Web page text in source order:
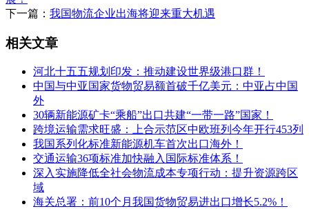
下一篇： 我国物流企业出海将迎来重大机遇
相关文章
河北十五五规划印发：推动建设世界级港口群！
中国与中亚国家货物贸易额首破千亿美元：中亚占中国
外
30辆新能源矿卡“乘船”出口共建“一带一路”国家！
跨境运输需求旺盛：上合示范区中欧班列今年开行453列
我国系列化标准新能源机车首次出口海外！
交通运输36项标准加快融入国际标准体系！
深入实施降低全社会物流成本专项行动：提升资源跨区
域
海关总署：前10个月我国货物贸易进出口增长5.2%！